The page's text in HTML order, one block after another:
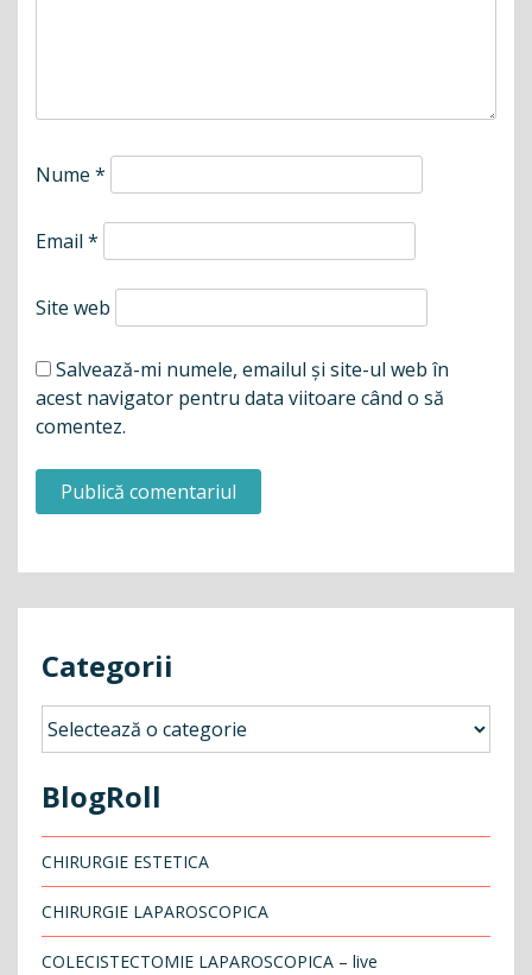
Nume *
Email *
Site web
Salvează-mi numele, emailul și site-ul web în
acest navigator pentru data viitoare când o să
comentez.
Categorii
Categorii
BlogRoll
CHIRURGIE ESTETICA
CHIRURGIE LAPAROSCOPICA
COLECISTECTOMIE LAPAROSCOPICA – live